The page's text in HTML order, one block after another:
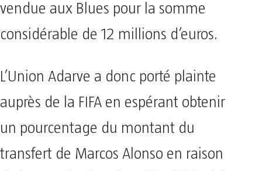
vendue aux Blues pour la somme
considérable de 12 millions d’euros.
L’Union Adarve a donc porté plainte
auprès de la FIFA en espérant obtenir
un pourcentage du montant du
transfert de Marcos Alonso en raison